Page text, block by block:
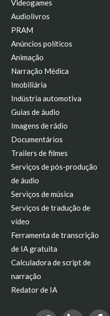
Videogames
Audiolivros
PRAM
Anúncios políticos
Animação
Narração Médica
Imobiliária
Indústria automotiva
Guias de áudio
Imagens de rádio
Documentários
Trailers de filmes
Serviços de pós-produção
de áudio
Serviços de música
Serviços de tradução de
vídeo
Ferramenta de transcrição
de IA gratuita
Calculadora de script de
narração
Redator de IA